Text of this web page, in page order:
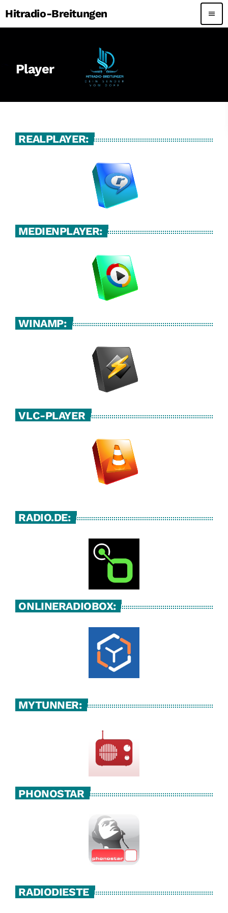
Hitradio-Breitungen menu
Player
REALPLAYER:
MEDIENPLAYER:
WINAMP:
VLC-PLAYER
RADIO.DE:
ONLINERADIOBOX:
MYTUNNER:
PHONOSTAR
RADIODIESTE